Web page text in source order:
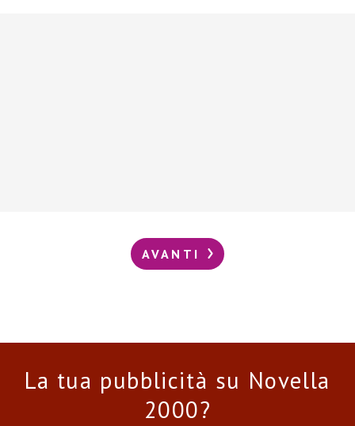
AVANTI
La tua pubblicità su Novella
2000?